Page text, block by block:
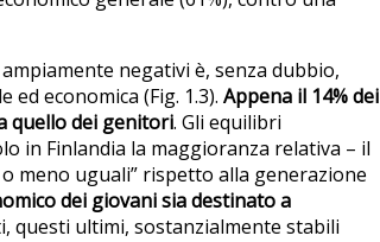
negativi è, senza dubbio,
ed economica (Fig. 1.3). Appena il 14% dei
quello dei genitori. Gli equilibri
in Finlandia la maggioranza relativa – il
meno uguali” rispetto alla generazione
dei giovani sia destinato a
questi ultimi, sostanzialmente stabili